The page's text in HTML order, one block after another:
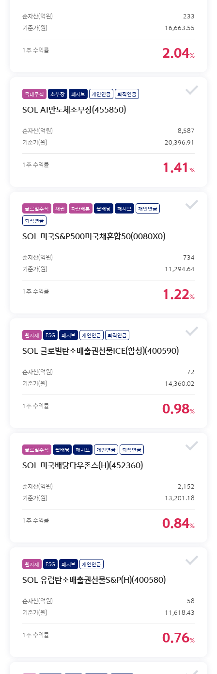
순자산(억원)
233
기준가(원)
16,663.55
1주 수익률 2.04%
국내주식 소부장 패시브 개인연금 퇴직연금
SOL AI반도체소부장(455850)
순자산(억원)
8,587
기준가(원)
20,396.91
1주 수익률 1.41 %
글로벌주식 채권 자산배분 월배당 패시브
개인연금
퇴직연금
SOL 미국S&P500미국채혼합50(0080X0)
순자산(억원)
734
기준가(원)
11,294.64
1주 수익률 1.22%
원자재 ESG 패시브 개인연금 퇴직연금
SOL 글로벌탄소배출권선물ICE(합성)(400590)
순자산(억원)
72
기준가(원)
14,360.02
1주 수익률 0.98%
글로벌주식 월배당 패시브 개인연금 퇴직연금
SOL 미국배당다우존스(H)(452360)
순자산(억원)
2,152
기준가(원)
13,201.18
1주 수익률 0.84%
원자재 ESG 패시브 개인연금
SOL 유럽탄소배출권선물S&P(H)(400580)
순자산(억원)
58
기준가(원)
11,618.43
1주 수익률 0.76%